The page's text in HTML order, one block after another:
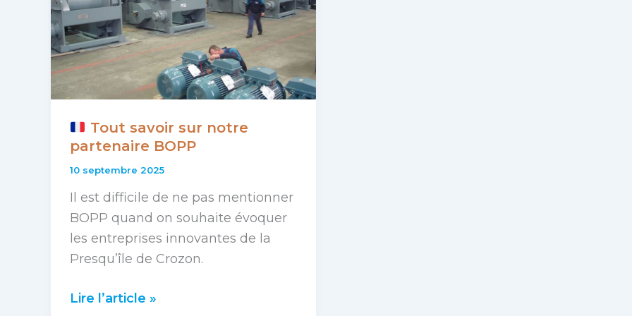
Tout savoir sur notre
partenaire BOPP
10 septembre 2025
Il est difficile de ne pas mentionner
BOPP quand on souhaite évoquer
les entreprises innovantes de la
Presqu’île de Crozon.
Lire l’article »